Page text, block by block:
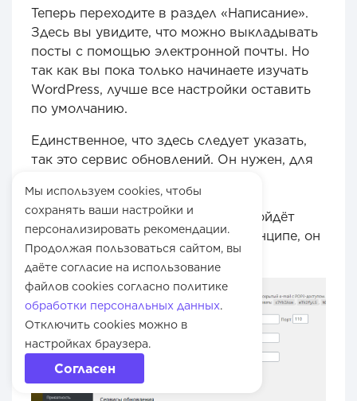
Мы используем cookies, чтобы
сохранять ваши настройки и
персонализировать рекомендации.
Продолжая пользоваться сайтом, вы
даёте согласие на использование
файлов cookies согласно политике
обработки персональных данных.
Отключить cookies можно в
настройках браузера.
Согласен
Теперь переходите в раздел «Написание».
Здесь вы увидите, что можно выкладывать
посты с помощью электронной почты. Но
так как вы пока только начинаете изучать
WordPress, лучше все настройки оставить
по умолчанию.
Единственное, что здесь следует указать,
так это сервис обновлений. Он нужен, для
автоматическом режиме получали
информацию о новых постах. Подойдёт
сервис rpc.pingomatic.com/. В принципе, он
там уже указан.